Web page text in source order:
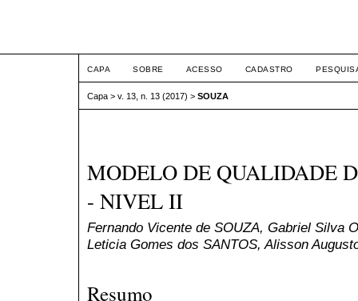
CAPA SOBRE ACESSO CADASTRO
Capa > v. 13, n. 13 (2017) > SOUZA
MODELO DE QUALIDADE
- NIVEL II
Fernando Vicente de SOUZA, Gabriel Silva
Leticia Gomes dos SANTOS, Alisson
Resumo